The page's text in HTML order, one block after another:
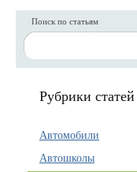
Поиск по статьям
Рубрики статей
Автомобили
Автошколы